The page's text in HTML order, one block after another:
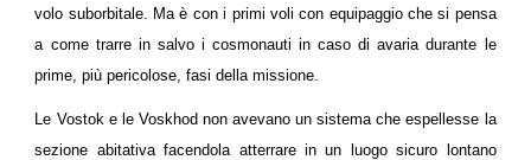
volo suborbitale. Ma è con i primi voli con equipaggio che si pensa
a come trarre in salvo i cosmonauti in caso di avaria durante le
prime, più pericolose, fasi della missione.
Le Vostok e le Voskhod non avevano un sistema che espellesse la
sezione abitativa facendola atterrare in un luogo sicuro lontano